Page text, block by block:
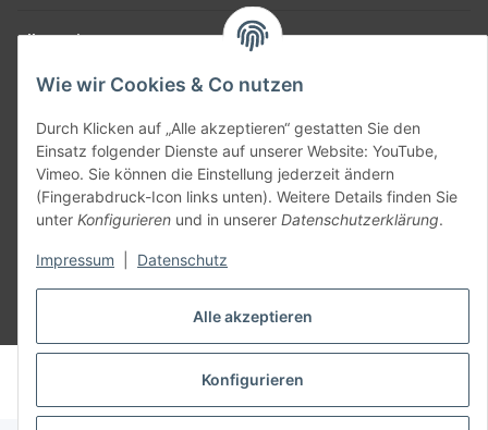
Alle akzeptieren
Konfigurieren
Wie wir Cookies & Co nutzen
Durch Klicken auf „Alle akzeptieren“ gestatten Sie den
Einsatz folgender Dienste auf unserer Website: YouTube,
Vimeo. Sie können die Einstellung jederzeit ändern
(Fingerabdruck-Icon links unten). Weitere Details finden Sie
unter Konfigurieren und in unserer Datenschutzerklärung.
Impressum Datenschutz
Allgemein
Teil unseres Netzwerks:
SmoliTec - Safety. Simplified. Worldwide. ( B2B Shop )
Vertrag widerrufen
* Alle Preise inkl. gesetzlicher USt., zzgl.Versand
© voltmaster.de
Powered byJTL-Shop